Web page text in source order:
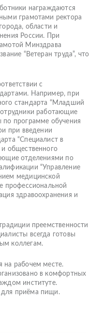
награждаются
грамотами ректора
области и
России. При
Минздрава
“Ветеран труда”, что
с
Например, при
стандарта “Младший
работающие
программе обучения
при введении
“Специалист в
и общественного
отделениями по
“Управление
медицинской
профессиональной
здравоохранения и
преемственности
всегда готовы
коллегам.
на рабочем месте.
в комфортных
институте.
приёма пищи.